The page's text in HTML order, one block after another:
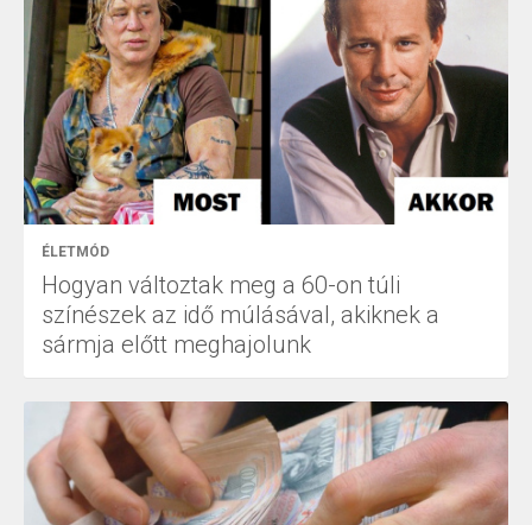
ÉLETMÓD
Hogyan változtak meg a 60-on túli
színészek az idő múlásával, akiknek a
sármja előtt meghajolunk